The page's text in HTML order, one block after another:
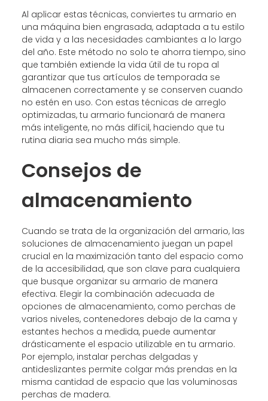
Al aplicar estas técnicas, conviertes tu armario en
una máquina bien engrasada, adaptada a tu estilo
de vida y a las necesidades cambiantes a lo largo
del año. Este método no solo te ahorra tiempo, sino
que también extiende la vida útil de tu ropa al
garantizar que tus artículos de temporada se
almacenen correctamente y se conserven cuando
no estén en uso. Con estas técnicas de arreglo
optimizadas, tu armario funcionará de manera
más inteligente, no más difícil, haciendo que tu
rutina diaria sea mucho más simple.
Consejos de
almacenamiento
Cuando se trata de la organización del armario, las
soluciones de almacenamiento juegan un papel
crucial en la maximización tanto del espacio como
de la accesibilidad, que son clave para cualquiera
que busque organizar su armario de manera
efectiva. Elegir la combinación adecuada de
opciones de almacenamiento, como perchas de
varios niveles, contenedores debajo de la cama y
estantes hechos a medida, puede aumentar
drásticamente el espacio utilizable en tu armario.
Por ejemplo, instalar perchas delgadas y
antideslizantes permite colgar más prendas en la
misma cantidad de espacio que las voluminosas
perchas de madera.